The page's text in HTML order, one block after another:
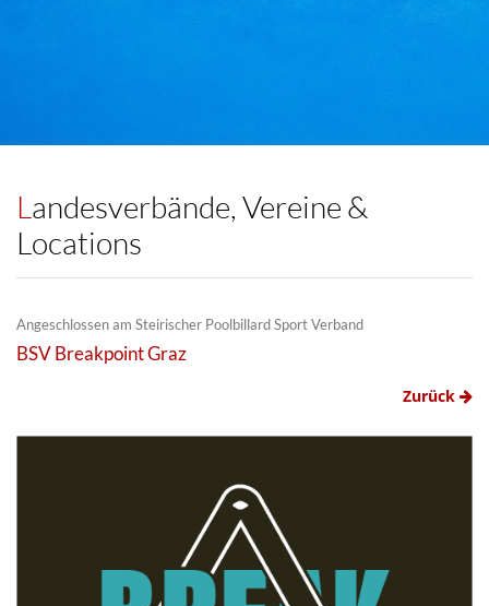
Landesverbände, Vereine &
Locations
Angeschlossen am Steirischer Poolbillard Sport Verband
BSV Breakpoint Graz
Zurück